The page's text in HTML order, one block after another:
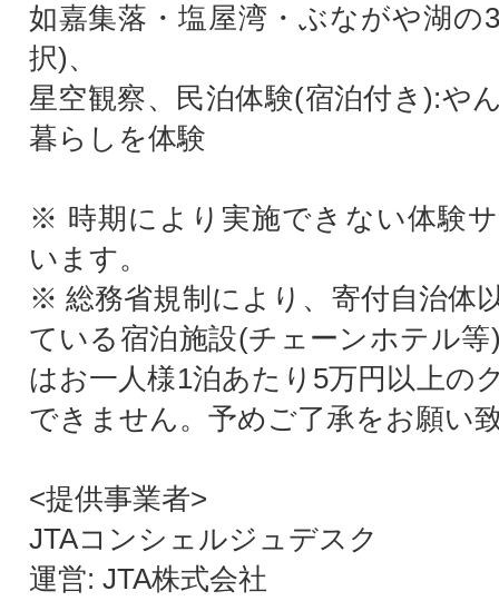
如嘉集落・塩屋湾・ぶながや湖の
択)、
星空観察、民泊体験(宿泊付き):や
暮らしを体験
※ 時期により実施できない体験
います。
※ 総務省規制により、寄付自治体
ている宿泊施設(チェーンホテル
はお一人様1泊あたり5万円以上の
できません。予めご了承をお願い
<提供事業者>
JTAコンシェルジュデスク
運営: JTA株式会社